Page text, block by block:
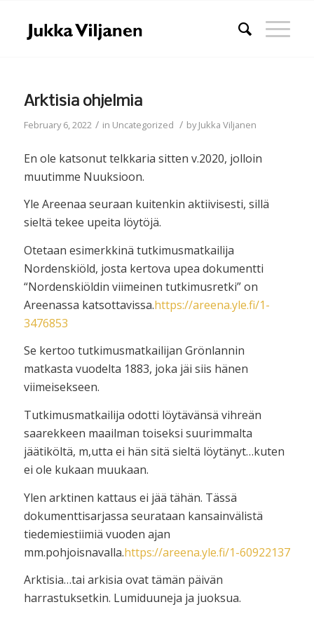
Arktisia ohjelmia
February 6, 2022 / in Uncategorized / byJukka Viljanen
En ole katsonut telkkaria sitten v.2020, jolloin
muutimme Nuuksioon.
Yle Areenaa seuraan kuitenkin aktiivisesti, sillä
sieltä tekee upeita löytöjä.
Otetaan esimerkkinä tutkimusmatkailija
Nordenskiöld, josta kertova upea dokumentti
“Nordenskiöldin viimeinen tutkimusretki” on
Areenassa katsottavissa.https://areena.yle.fi/1-
3476853
Se kertoo tutkimusmatkailijan Grönlannin
matkasta vuodelta 1883, joka jäi siis hänen
viimeisekseen.
Tutkimusmatkailija odotti löytävänsä vihreän
saarekkeen maailman toiseksi suurimmalta
jäätiköltä, m,utta ei hän sitä sieltä löytänyt…kuten
ei ole kukaan muukaan.
Ylen arktinen kattaus ei jää tähän. Tässä
dokumenttisarjassa seurataan kansainvälistä
tiedemiestiimiä vuoden ajan
mm.pohjoisnavalla.https://areena.yle.fi/1-60922137
Arktisia…tai arkisia ovat tämän päivän
harrastuksetkin. Lumiduuneja ja juoksua.